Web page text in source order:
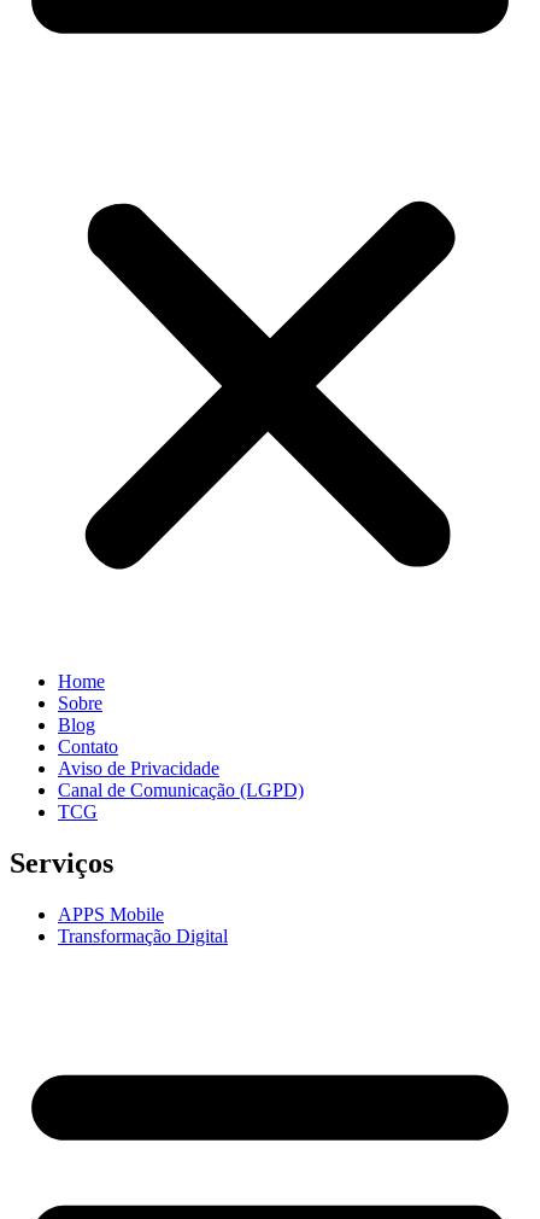
Home
Sobre
Blog
Contato
Aviso de Privacidade
Canal de Comunicação (LGPD)
TCG
Serviços
APPS Mobile
Transformação Digital